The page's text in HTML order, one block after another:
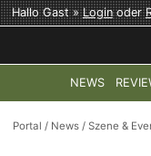
Hallo Gast »Loginoder
NEWS
TOP-THEMEN: COD:
Portal / News /Szene &